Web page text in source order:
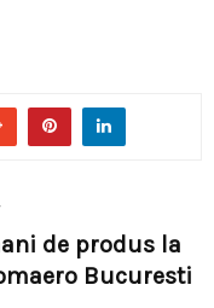
de produs la
Bucuresti